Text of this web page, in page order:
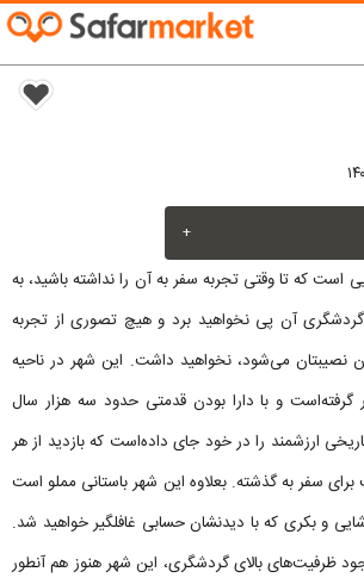
+
است که تا وقتی تجربه سفر به آن را نداشته باشید، به
آن پی نخواهید برد و هیچ تصوری از تجربه
نصیبتان می‌شود، نخواهید داشت. این شهر در ناحیه
و با دارا بودن قدمتی حدود سه هزار سال
ارزشمند را در خود جای داده‌است که بازدید از هر
برای سفر به گذشته. بعلاوه این شهر باستانی مملو است
و بکری که با دیدنشان حسابی غافلگیر خواهید شد.
ظرفیت‌های بالای گردشگری، این شهر هنوز هم آنطور